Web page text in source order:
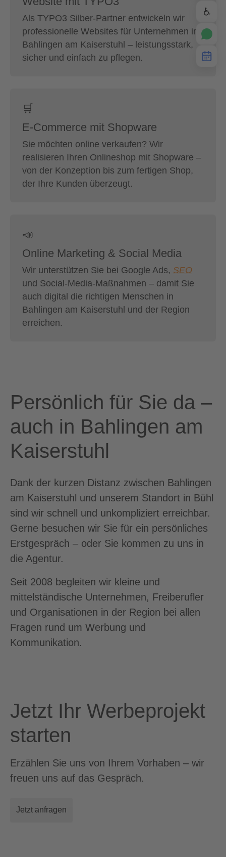
Als TYPO3 Silber-Partner entwickeln wir
professionelle Websites für Unternehmen in
Bahlingen am Kaiserstuhl – leistungsstark,
sicher und einfach zu pflegen.
🛒
E-Commerce mit Shopware
Sie möchten online verkaufen? Wir
realisieren Ihren Onlineshop mit Shopware –
von der Konzeption bis zum fertigen Shop,
der Ihre Kunden überzeugt.
📣
Online Marketing & Social Media
Wir unterstützen Sie bei Google Ads, SEO
und Social-Media-Maßnahmen – damit Sie
auch digital die richtigen Menschen in
Bahlingen am Kaiserstuhl und der Region
erreichen.
Persönlich für Sie da –
auch in Bahlingen am
Kaiserstuhl
Dank der kurzen Distanz zwischen Bahlingen
am Kaiserstuhl und unserem Standort in Bühl
sind wir schnell und unkompliziert erreichbar.
Gerne besuchen wir Sie für ein persönliches
Erstgespräch – oder Sie kommen zu uns in
die Agentur.
Seit 2008 begleiten wir kleine und
mittelständische Unternehmen, Freiberufler
und Organisationen in der Region bei allen
Fragen rund um Werbung und
Kommunikation.
Jetzt Ihr Werbeprojekt
starten
Erzählen Sie uns von Ihrem Vorhaben – wir
freuen uns auf das Gespräch.
Jetzt anfragen
♿